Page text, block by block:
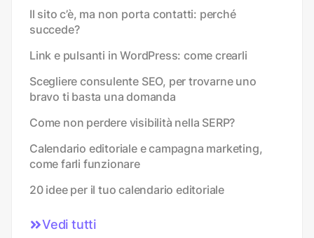
Il sito c’è, ma non porta contatti: perché
succede?
Link e pulsanti in WordPress: come crearli
Scegliere consulente SEO, per trovarne uno
bravo ti basta una domanda
Come non perdere visibilità nella SERP?
Calendario editoriale e campagna marketing,
come farli funzionare
20 idee per il tuo calendario editoriale
Vedi tutti